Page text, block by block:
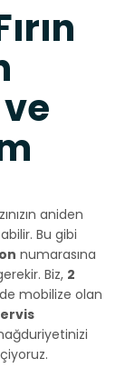
aniden
Bu gibi
numarasına
Biz, 2
mobilize olan